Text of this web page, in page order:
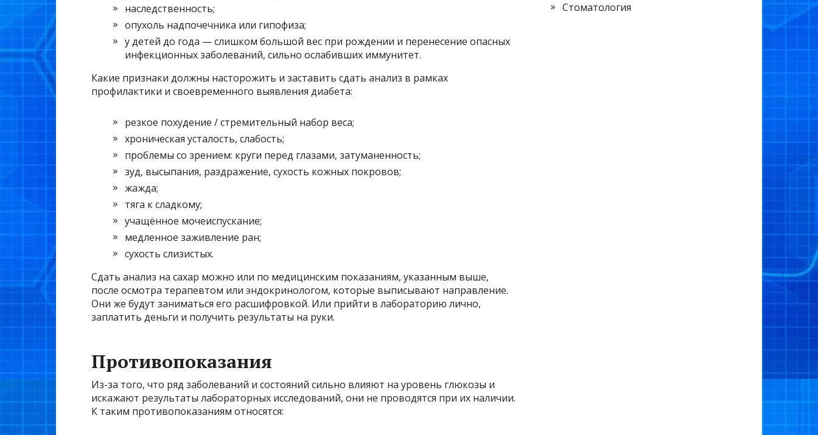
наследственность;
опухоль надпочечника или гипофиза;
у детей до года — слишком большой вес при рождении и перенесение опасных
инфекционных заболеваний, сильно ослабивших иммунитет.
Какие признаки должны насторожить и заставить сдать анализ в рамках
профилактики и своевременного выявления диабета:
резкое похудение / стремительный набор веса;
хроническая усталость, слабость;
проблемы со зрением: круги перед глазами, затуманенность;
зуд, высыпания, раздражение, сухость кожных покровов;
жажда;
тяга к сладкому;
учащённое мочеиспускание;
медленное заживление ран;
сухость слизистых.
Сдать анализ на сахар можно или по медицинским показаниям, указанным выше,
после осмотра терапевтом или эндокринологом, которые выписывают направление.
Они же будут заниматься его расшифровкой. Или прийти в лабораторию лично,
заплатить деньги и получить результаты на руки.
Противопоказания
Из-за того, что ряд заболеваний и состояний сильно влияют на уровень глюкозы и
искажают результаты лабораторных исследований, они не проводятся при их наличии.
К таким противопоказаниям относятся:
Стоматология